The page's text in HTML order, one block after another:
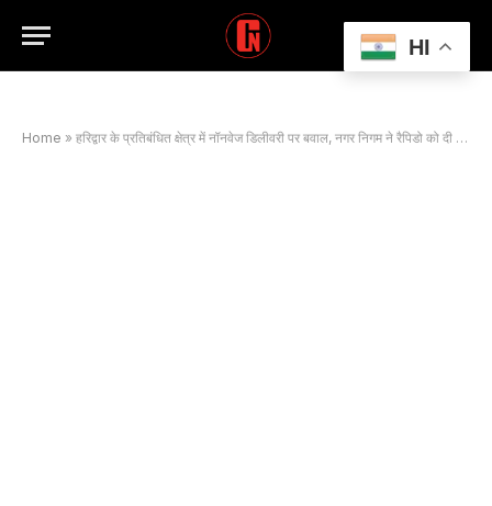
Home » हरिद्वार के प्रतिबंधित क्षेत्र में नॉनवेज डिलीवरी पर बवाल, नगर निगम ने रैपिडो को दी चेतावनी
HI